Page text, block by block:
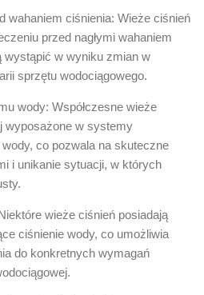
wahaniem ciśnienia: Wieże ciśnień
przed nagłymi wahaniem
wystąpić w wyniku zmian w
sprzętu wodociągowego.
wody: Współczesne wieże
wyposażone w systemy
co pozwala na skuteczne
i unikanie sytuacji, w których
wieże ciśnień posiadają
ciśnienie wody, co umożliwia
do konkretnych wymagań